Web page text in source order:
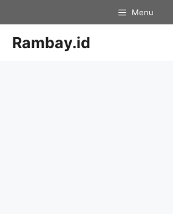
to
content
Menu
Rambay.id